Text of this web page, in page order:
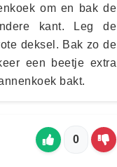
om en bak de
kant. Leg de
deksel. Bak zo de
een beetje extra
bakt.
0